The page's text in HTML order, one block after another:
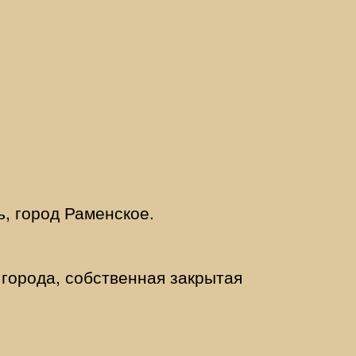
город Раменское.
собственная закрытая